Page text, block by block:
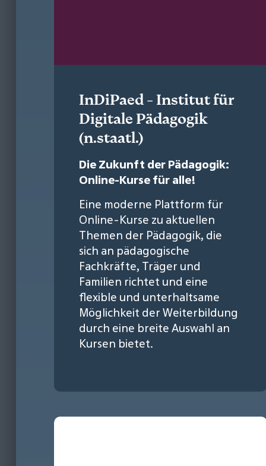
InDiPaed - Institut für
Digitale Pädagogik
(n.staatl.)
Die Zukunft der Pädagogik:
Online-Kurse für alle!
Eine moderne Plattform für
Online-Kurse zu aktuellen
Themen der Pädagogik, die
sich an pädagogische
Fachkräfte, Träger und
Familien richtet und eine
flexible und unterhaltsame
Möglichkeit der Weiterbildung
durch eine breite Auswahl an
Kursen bietet.